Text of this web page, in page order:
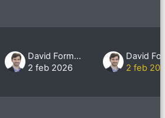
David Formby
2 feb 2026
2 feb